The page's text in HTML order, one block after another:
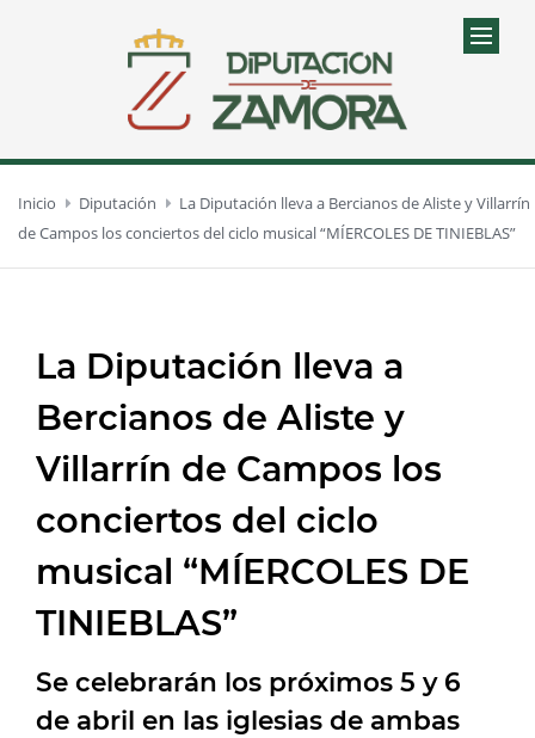
Inicio Diputación
La Diputación lleva a Bercianos de Aliste y Villarrín
de Campos los conciertos del ciclo musical “MÍERCOLES DE TINIEBLAS”
La Diputación lleva a
Bercianos de Aliste y
Villarrín de Campos los
conciertos del ciclo
musical “MÍERCOLES DE
TINIEBLAS”
Se celebrarán los próximos 5 y 6
de abril en las iglesias de ambas